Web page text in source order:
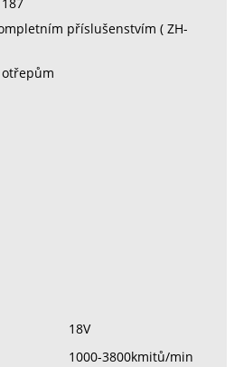
příslušenstvím ( ZH-
18V
1000-3800kmitů/min